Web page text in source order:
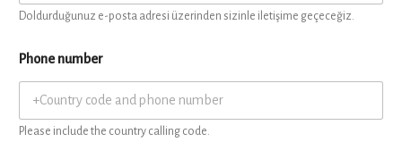
Doldurduğunuz e-posta adresi üzerinden sizinle iletişime geçeceğiz.
Phone number
Please include the country calling code.